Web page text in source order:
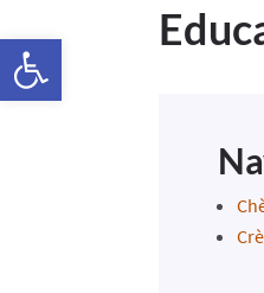
Ouvrir la barre d’outils